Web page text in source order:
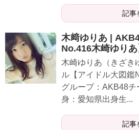
記事
木﨑ゆりあ |
No.416木崎ゆりあ
木崎ゆりあ（きざき
ル【アイドル大図鑑
グループ：AKB48
身：愛知県出身生...
記事